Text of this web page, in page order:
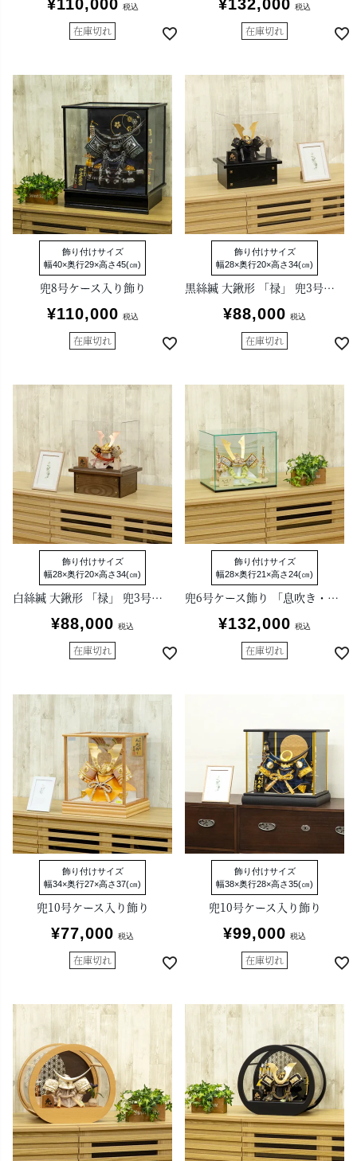
¥110,000 税込
在庫切れ
¥132,000 税込
在庫切れ
飾り付けサイズ
幅40×奥行29×高さ45(㎝)
兜8号ケース入り飾り
¥110,000 税込
在庫切れ
飾り付けサイズ
幅28×奥行20×高さ34(㎝)
黒絲縅 大鍬形 「禄」 兜3号アクリルケース付き収納箱飾り
¥88,000 税込
在庫切れ
飾り付けサイズ
幅28×奥行20×高さ34(㎝)
白絲縅 大鍬形 「禄」 兜3号アクリルケース付き収納箱飾り
¥88,000 税込
在庫切れ
飾り付けサイズ
幅28×奥行21×高さ24(㎝)
兜6号ケース飾り 「息吹き・萌葱」
¥132,000 税込
在庫切れ
飾り付けサイズ
幅34×奥行27×高さ37(㎝)
兜10号ケース入り飾り
¥77,000 税込
在庫切れ
飾り付けサイズ
幅38×奥行28×高さ35(㎝)
兜10号ケース入り飾り
¥99,000 税込
在庫切れ